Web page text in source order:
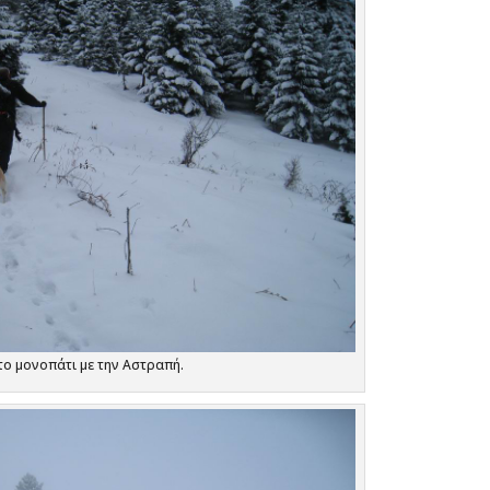
μονοπάτι με την Αστραπή.